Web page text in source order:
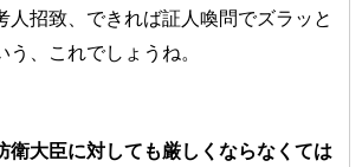
人招致、できれば証人喚問でズラッと
、これでしょうね。
衛大臣に対しても厳しくならなくては